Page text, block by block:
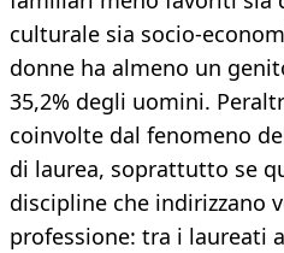
culturale sia socio-
donne ha almeno un
35,2% degli uomini.
coinvolte dal fenomeno
di laurea, soprattutto se
discipline che indirizzano
professione: tra i laureati